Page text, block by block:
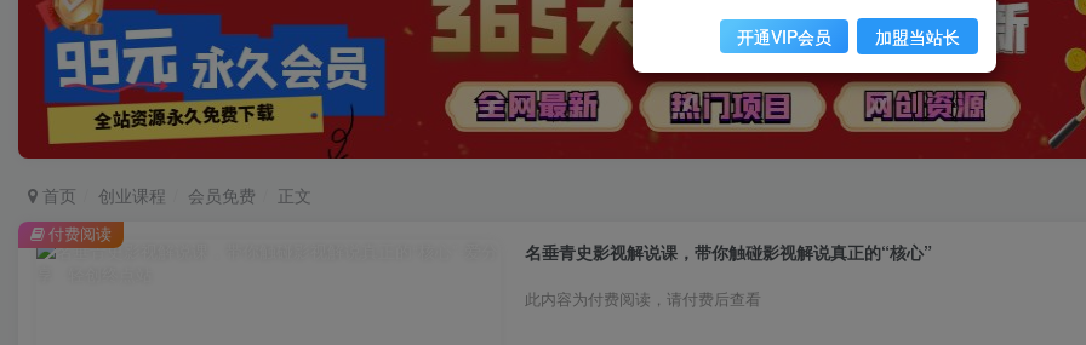
首页 创业课程 会员免费 正文
名垂青史影视解说课，带你触碰影视解说真正的“核心”
此内容为付费阅读，请付费后查看
付费阅读
开通VIP会员 加盟当站长